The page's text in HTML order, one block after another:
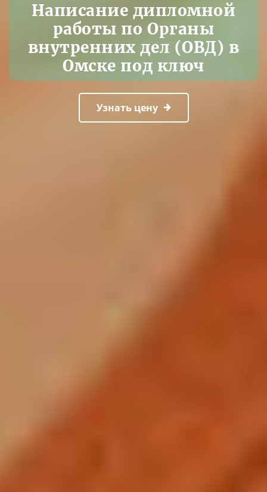
Написание дипломной
работы по Органы
внутренних дел (ОВД) в
Омске под ключ
Узнать цену